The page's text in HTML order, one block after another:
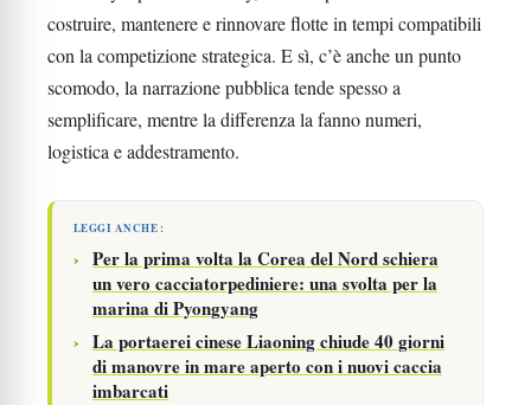
costruire, mantenere e rinnovare flotte in tempi compatibili
con la competizione strategica. E sì, c’è anche un punto
scomodo, la narrazione pubblica tende spesso a
semplificare, mentre la differenza la fanno numeri,
logistica e addestramento.
LEGGI ANCHE :
Per la prima volta la Corea del Nord schiera
un vero cacciatorpediniere: una svolta per la
marina di Pyongyang
La portaerei cinese Liaoning chiude 40 giorni
di manovre in mare aperto con i nuovi caccia
imbarcati